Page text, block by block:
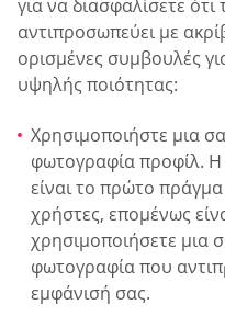
για να διασφαλίσετε
αντιπροσωπεύει με
ορισμένες συμβουλές
υψηλής ποιότητας:
Χρησιμοποιήστε μια
φωτογραφία προφίλ.
είναι το πρώτο
χρήστες, επομένως
χρησιμοποιήσετε μια
φωτογραφία που
εμφάνισή σας.